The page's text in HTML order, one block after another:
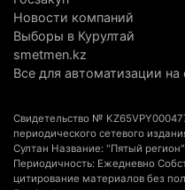
Казахстанцы назвали
считают себя бедными
6 августа 2026 г. 09:52
Пожар в Аксайском
полностью
6 августа 2026 г. 08:51
Новости компаний
Выборы в Курултай
smetmen.kz
Все для автоматизации на
Свидетельство №
периодического сетевого
Султан Название: "Пятый
Периодичность: Ежедневно
цитирование материалов без